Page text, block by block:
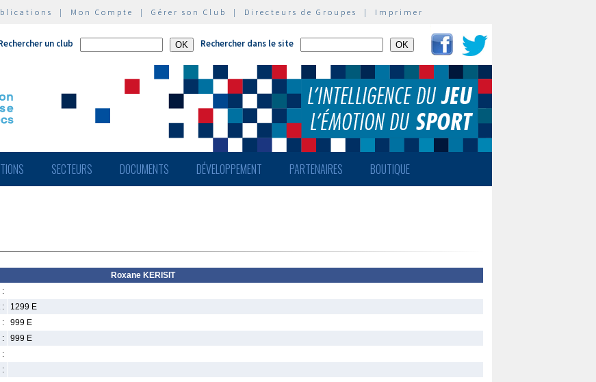
| Mon Compte | Gérer son Club | Directeurs de Groupes | Imprimer
un club Rechercher dans le site
SECTEURS DOCUMENTS DÉVELOPPEMENT PARTENAIRES BOUTIQUE
Roxane KERISIT
:
:
1299 E
:
999 E
:
999 E
:
: